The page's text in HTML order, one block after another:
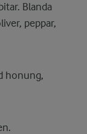
Blanda
peppar,
honung,